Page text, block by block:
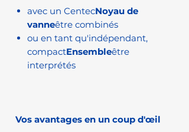
avec un CentecNoyau de
vanneêtre combinés
ou en tant qu'indépendant,
compactEnsembleêtre
interprétés
Vos avantages en un coup d'œil